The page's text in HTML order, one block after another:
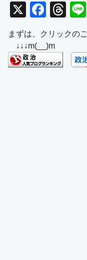
X
F
a
c
e
b
T
hr
e
a
d
まずは、クリックの
↓↓↓m(__)m